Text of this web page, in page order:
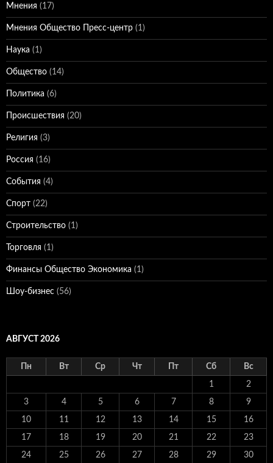
Мнения (17)
Мнения Общество Пресс-центр (1)
Наука (1)
Общество (14)
Политика (6)
Происшествия (20)
Религия (3)
Россия (16)
События (4)
Спорт (22)
Строительство (1)
Торговля (1)
Финансы Общество Экономика (1)
Шоу-бизнес (56)
АВГУСТ 2026
Пн Вт Ср Чт Пт Сб Вс
1 2
3 4 5 6 7 8 9
10 11 12 13 14 15 16
17 18 19 20 21 22 23
24 25 26 27 28 29 30